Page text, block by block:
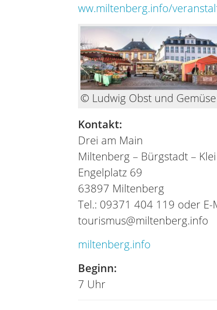
ww.miltenberg.info/
© Ludwig Obst und Gemüse
Kontakt:
Drei am Main
Miltenberg – Bürgstadt –
Engelplatz 69
63897 Miltenberg
Tel.: 09371 404 119 oder E-
tourismus@miltenberg.info
miltenberg.info
Beginn:
7 Uhr